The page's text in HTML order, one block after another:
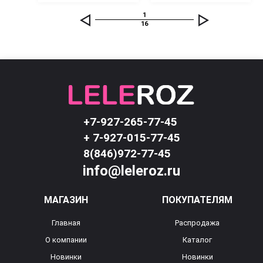
1
16
+7-927-265-77-45
+ 7-927-015-77-45
8(846)972-77-45
info@leleroz.ru
МАГАЗИН
Главная
О компании
Новинки
ПОКУПАТЕЛЯМ
Распродажа
Каталог
Новинки